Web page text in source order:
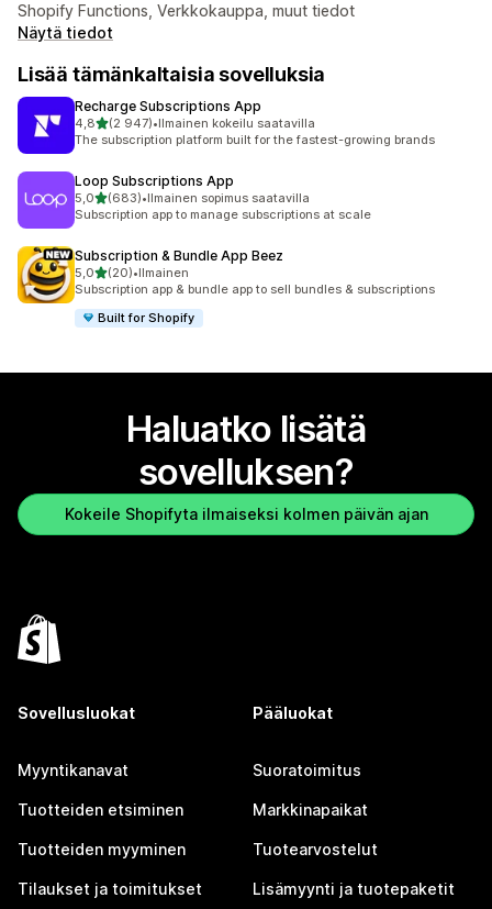
Shopify Functions, Verkkokauppa, muut tiedot
Näytä tiedot
Lisää tämänkaltaisia sovelluksia
Recharge Subscriptions App
4,8/ 5 tähteä
(2 947)
2947 arvostelua yhteensä
•Ilmainen kokeilu saatavilla
The subscription platform built for the fastest-growing brands
Loop Subscriptions App
5,0/ 5 tähteä
(683)
683 arvostelua yhteensä
•Ilmainen sopimus saatavilla
Subscription app to manage subscriptions at scale
Subscription & Bundle App Beez
5,0/ 5 tähteä
(20)
20 arvostelua yhteensä
•Ilmainen
Subscription app & bundle app to sell bundles & subscriptions
Built for Shopify
Haluatko lisätä
sovelluksen?
Kokeile Shopifyta ilmaiseksi kolmen päivän ajan
Sovellusluokat
Myyntikanavat
Tuotteiden etsiminen
Tuotteiden myyminen
Tilaukset ja toimitukset
Pääluokat
Suoratoimitus
Markkinapaikat
Tuotearvostelut
Lisämyynti ja tuotepaketit